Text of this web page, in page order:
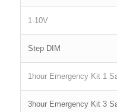
1-10V
Step DIM
1hour Emergency Kit 1
3hour Emergency Kit 3